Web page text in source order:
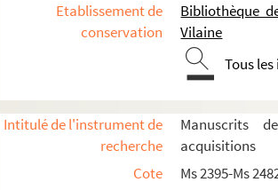
Etablissement de
conservation
Bibliothèque
Vilaine
Tous
Intitulé de l'instrument de
recherche
Manuscrits
acquisitions
Cote
Ms 2395-Ms
Ms 2420/20. [Coupures et articles de
Ms 2420/21. [Coupures et articles de
Ms 2420/22. [Coupures et articles de
Ms 2420/23. [Coupures et articles de
Ms 2420/24. [Coupures et articles de
Ms 2420/25. [Coupures et articles de